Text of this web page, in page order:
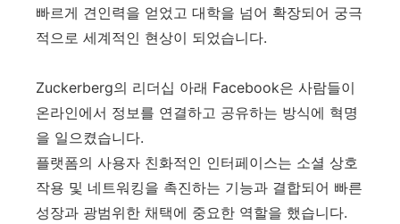
빠르게 견인력을 얻었고 대학을 넘어 확장되어 궁극
적으로 세계적인 현상이 되었습니다.
Zuckerberg의 리더십 아래 Facebook은 사람들이
온라인에서 정보를 연결하고 공유하는 방식에 혁명
을 일으켰습니다.
플랫폼의 사용자 친화적인 인터페이스는 소셜 상호
작용 및 네트워킹을 촉진하는 기능과 결합되어 빠른
성장과 광범위한 채택에 중요한 역할을 했습니다.